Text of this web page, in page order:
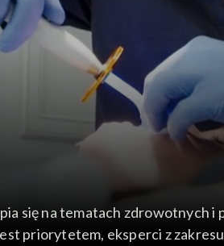
się na tematach zdrowotnych
priorytetem, eksperci z